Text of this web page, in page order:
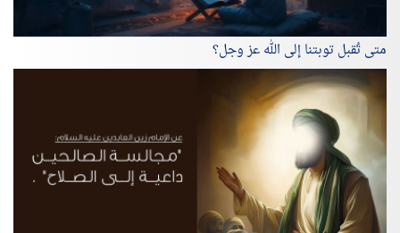
متى تُقبل توبتنا إلى الله عز وجل؟